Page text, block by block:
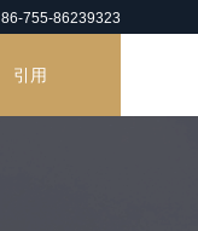
86-755-86239323
引用